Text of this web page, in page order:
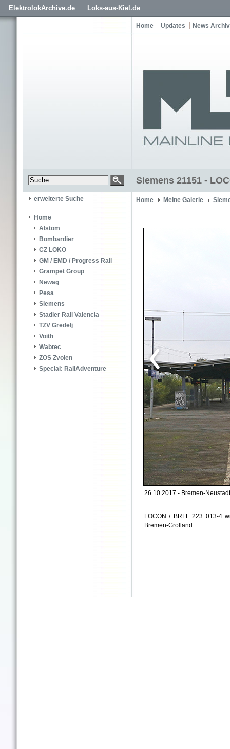
ElektrolokArchive.de Loks-aus-Kiel.de
Home Updates News Archiv
Siemens 21151 -
erweiterte Suche
Home
Alstom
Bombardier
CZ LOKO
GM / EMD / Progress Rail
Grampet Group
Newag
Pesa
Siemens
Stadler Rail Valencia
TZV Gredelj
Voith
Wabtec
ZOS Zvolen
Special: RailAdventure
Home Meine Galerie
26.10.2017 - Bremen-
LOCON / BRLL 223 013-4
Bremen-Grolland.